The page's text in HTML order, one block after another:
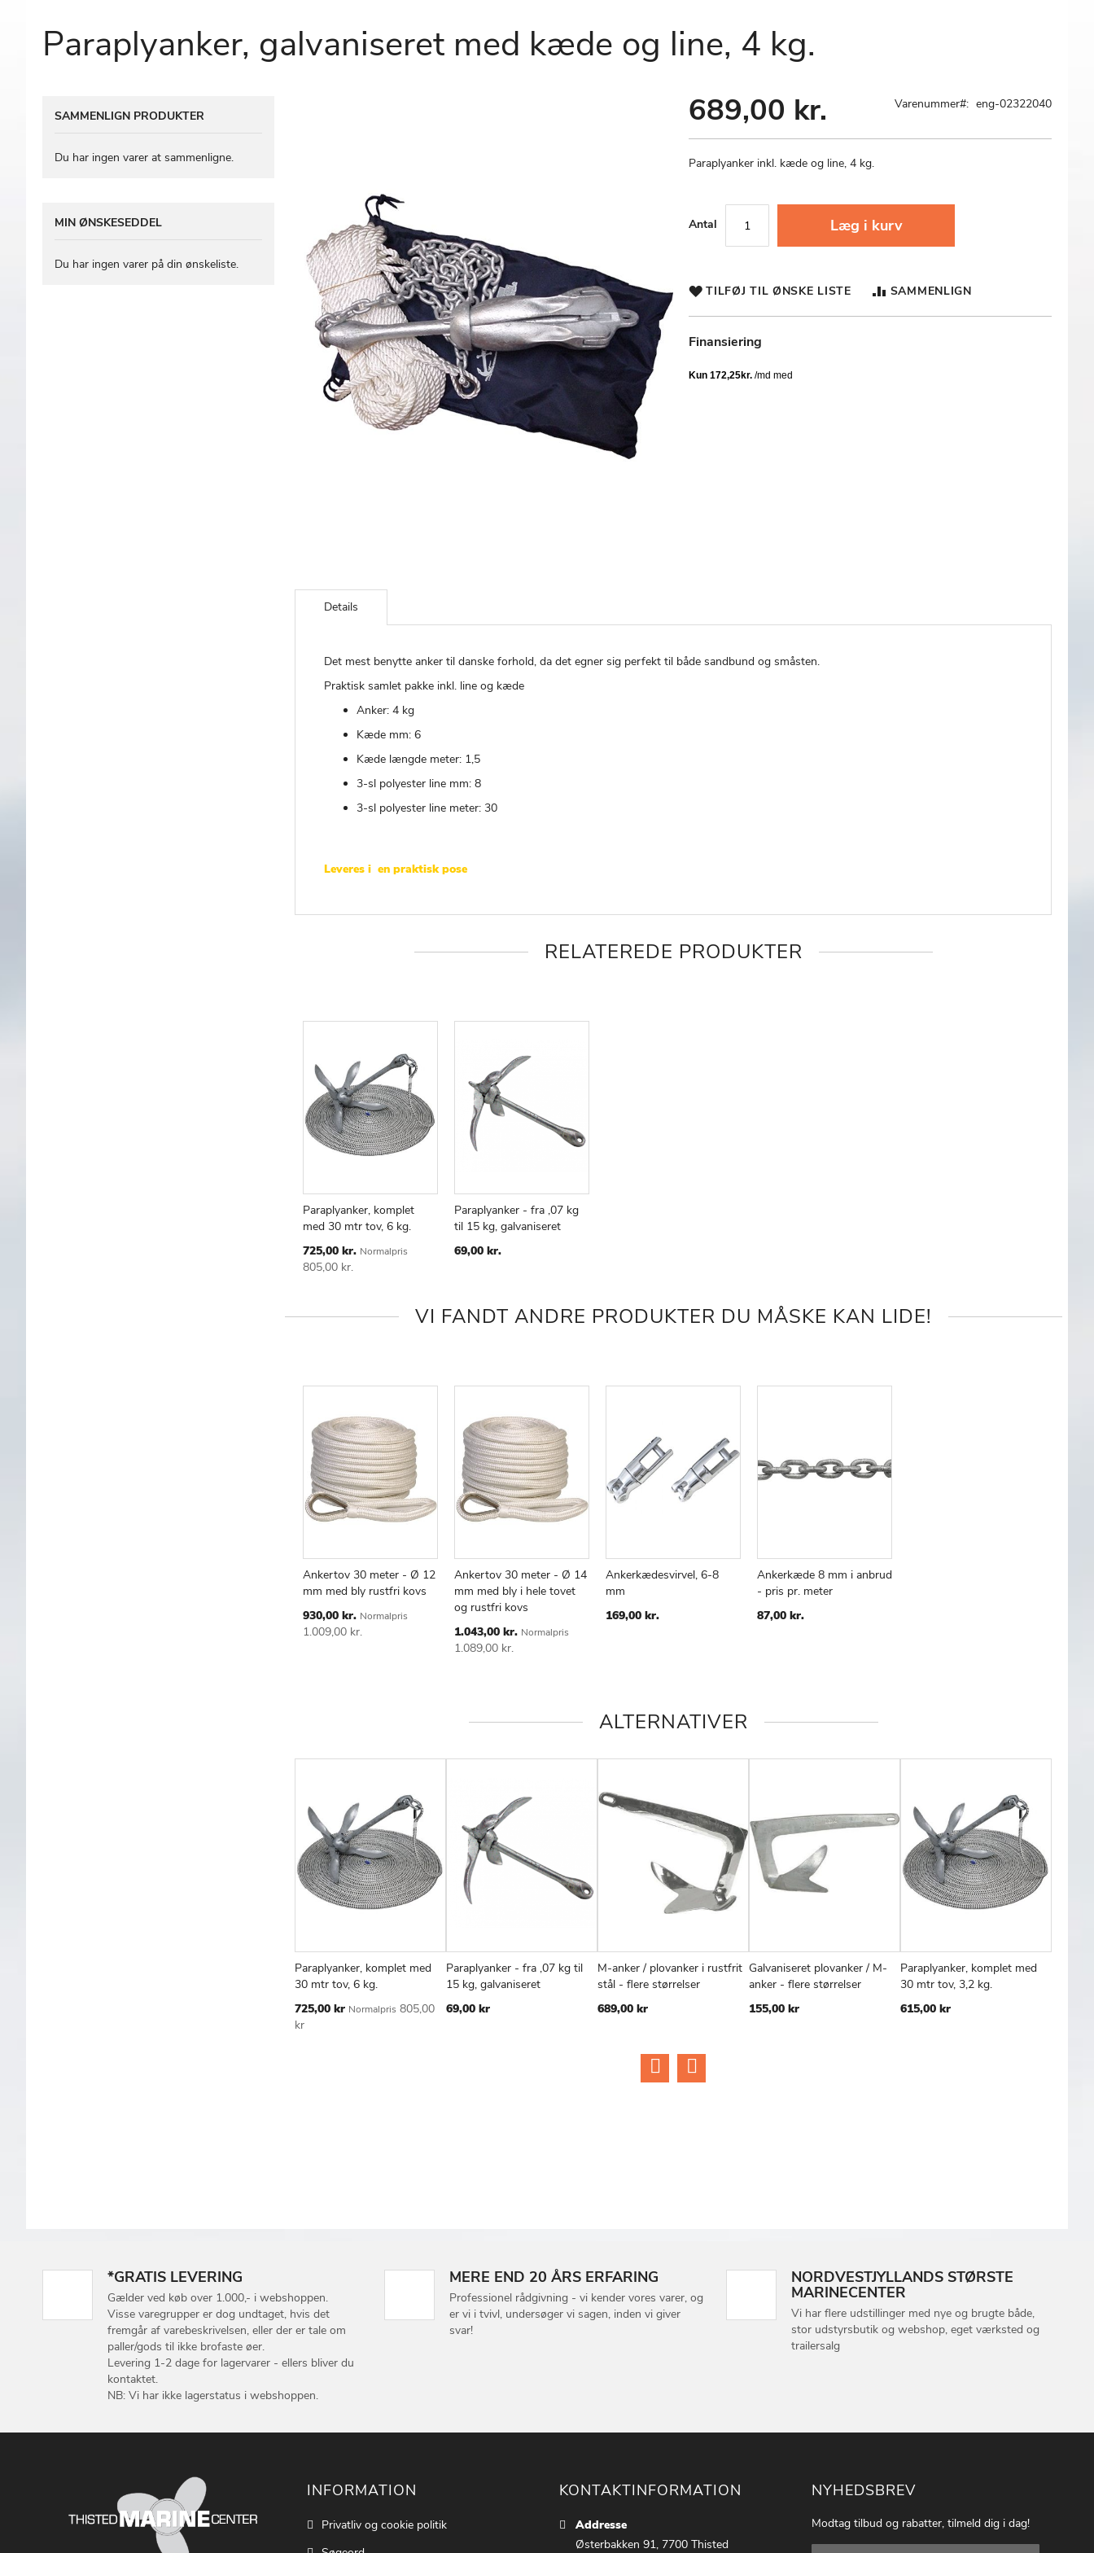
Paraplyanker, galvaniseret med kæde og line, 4 kg.
689,00 kr. Varenummer eng-02322040
Paraplyanker inkl. kæde og line, 4 kg.
Antal Læg i kurv
TILFØJ TIL ØNSKE LISTE SAMMENLIGN
Finansiering
til
startenDetails
Det mest benytte anker til danske forhold, da det egner sig perfekt til både sandbund og småsten.
Praktisk samlet pakke inkl. line og kæde
Anker: 4 kg
Kæde mm: 6
Kæde længde meter: 1,5
3-sl polyester line mm: 8
3-sl polyester line meter: 30
Leveres i en praktisk pose
RELATEREDE PRODUKTER
TILFØJ
TIL
ØNSKE
LISTE
SAMMENLIGN
Paraplyanker, komplet
med 30 mtr tov, 6 kg.
Special
Price
725,00 kr. Normalpris
805,00 kr.
TILFØJ
TIL
ØNSKE
SAMMENLIGN
Paraplyanker - fra ,07 kg
til 15 kg, galvaniseret
69,00 kr.
VI FANDT ANDRE PRODUKTER DU MÅSKE KAN LIDE!
Ankertov 30 meter - Ø 12
mm med bly rustfri kovs
Special
Price
930,00 kr. Normalpris
1.009,00 kr.
Ankertov 30 meter - Ø 14
mm med bly i hele tovet
og rustfri kovs
Special
Price
1.043,00 kr. Normalpris
1.089,00 kr.
Ankerkædesvirvel, 6-8
mm
169,00 kr.
Ankerkæde 8 mm i anbrud
- pris pr. meter
87,00 kr.
ALTERNATIVER
Læg i kurv
ØNSKE
SAMMENLIGN
Paraplyanker, komplet med
30 mtr tov, 6 kg.
Tilbudspris
725,00 kr Normalpris 805,00
kr
Læg i kurv
TILFØJSAMMENLIGN
Paraplyanker - fra ,07 kg til
15 kg, galvaniseret
69,00 kr
Læg i kurv SAMMENLIGN
M-anker / plovanker i rustfrit
stål - flere størrelser
689,00 kr
Læg i kurv
TILFØJSAMMENLIGN
Galvaniseret plovanker / M-
anker - flere størrelser
155,00 kr
Læg i kurv
Paraplyanker, komplet med
30 mtr tov, 3,2 kg.
615,00 kr
SAMMENLIGN PRODUKTER
Du har ingen varer at sammenligne.
MIN ØNSKESEDDEL
Du har ingen varer på din ønskeliste.
*GRATIS LEVERING
Gælder ved køb over 1.000,- i webshoppen.
Visse varegrupper er dog undtaget, hvis det
fremgår af varebeskrivelsen, eller der er tale om
paller/gods til ikke brofaste øer.
Levering 1-2 dage for lagervarer - ellers bliver du
kontaktet.
NB: Vi har ikke lagerstatus i webshoppen.
MERE END 20 ÅRS ERFARING
Professionel rådgivning - vi kender vores varer, og
er vi i tvivl, undersøger vi sagen, inden vi giver
svar!
NORDVESTJYLLANDS STØRSTE
MARINECENTER
Vi har flere udstillinger med nye og brugte både,
stor udstyrsbutik og webshop, eget værksted og
trailersalg
INFORMATION
Privatliv og cookie politik
KONTAKTINFORMATION
Addresse
Østerbakken 91, 7700 Thisted
NYHEDSBREV
Modtag tilbud og rabatter, tilmeld dig i dag!
Tilmeld